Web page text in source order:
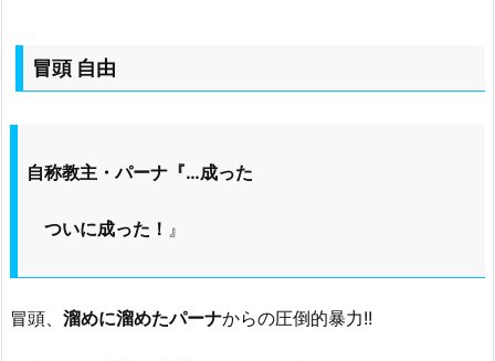
冒頭 自由
自称教主・パーナ『…成った
ついに成った！ 』
冒頭、 溜めに溜めたパーナからの圧倒的暴力!!